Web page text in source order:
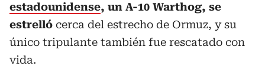
estadounidense, un A-10 Warthog, se
estrelló cerca del estrecho de Ormuz, y su
único tripulante también fue rescatado con
vida.